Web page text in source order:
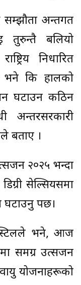
अन्तर्गत
तुरुन्तै बलियो
निर्धारित
भने कि हालको
घटाउन कठिन
अन्तरसरकारी
बताए ।
२०२५ भन्दा
सेल्सियसमा
पर्छ।
भने, आज
समग्र उत्सर्जन
योजनाहरूको